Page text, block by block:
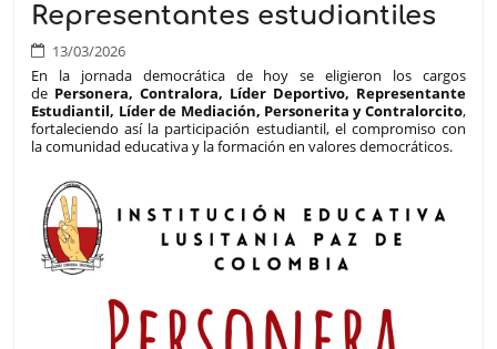
Representantes estudiantiles
13/03/2026
En la jornada democrática de hoy se eligieron los cargos
de Personera, Contralora, Líder Deportivo, Representante
Estudiantil, Líder de Mediación, Personerita y Contralorcito,
fortaleciendo así la participación estudiantil, el compromiso con
la comunidad educativa y la formación en valores democráticos.